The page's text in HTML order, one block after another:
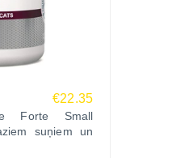
ir vismaz 30 dienas vai
veselības risinājumus
€22.35
Forte Small
suņiem un